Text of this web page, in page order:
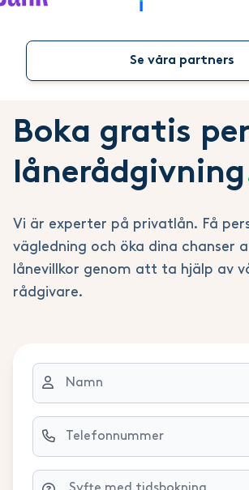
Se våra partners
Boka gratis
lånerådgivning
Vi är experter på privatlån. Få
vägledning och öka dina
lånevillkor genom att ta hjälp av
rådgivare.